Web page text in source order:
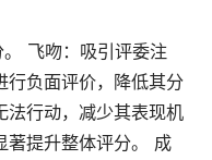
飞吻：吸引评委注
行负面评价，降低其分
法行动，减少其表现机
著提升整体评分。 成